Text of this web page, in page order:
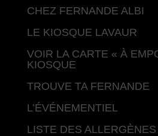
CHEZ FERNANDE ALBI
LE KIOSQUE LAVAUR
VOIR LA CARTE « À
KIOSQUE
TROUVE TA FERNANDE
L’ÉVÉNEMENTIEL
LISTE DES ALLERGÈNES